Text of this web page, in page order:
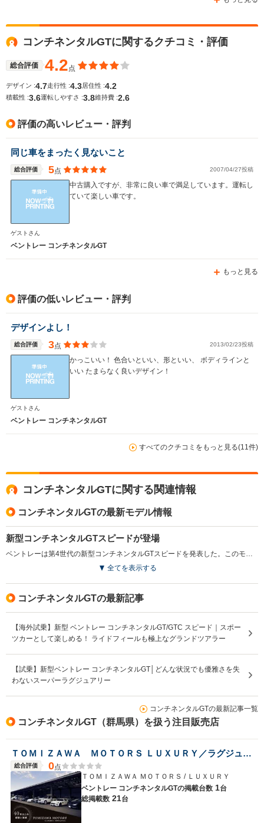
WLTCモード
燃費
コンチネンタルGTに関するクチコミ・評価
総合評価 4.2点
デザイン :4.7走行性 :4.3 居住性 :4.2
積載性 :3.6運転しやすさ :3.8維持費 :2.6
評価の高いレビュー・評判
同じ車をまったく見ないこと
総合評価 5点 2007/04/27投稿
中古購入ですが、非常に良い車で満足しています。運転し
ていて楽しい車です。
ゲストさん
ベントレー コンチネンタルGT
もっと見る
評価の低いレビュー・評判
デザインよし！
総合評価 3点 2013/02/23投稿
かっこいい！ 色合いといい、形といい、 ボディラインと
いい たまらなく良いデザイン！
ゲストさん
ベントレー コンチネンタルGT
すべてのクチコミをもっと見る(11件)
コンチネンタルGTに関する関連情報
コンチネンタルGTの最新モデル情報
新型コンチネンタルGTスピードが登場
全てを表示する
コンチネンタルGTの最新記事
【海外試乗】新型 ベントレー コンチネンタルGT/GTC スピード｜スポー
ツカーとして楽しめる！ ライドフィールも極上なグランドツアラー
【試乗】新型ベントレー コンチネンタルGT│どんな状況でも優雅さを失
わないスーパーラグジュアリー
コンチネンタルGTの最新記事一覧
コンチネンタルGT（群馬県）を扱う注目販売店
ＴＯＭＩＺＡＷＡ ＭＯＴＯＲＳ ＬＵＸＵＲＹ／ラグジュアリー
総合評価 0点
ＴＯＭＩＺＡＷＡ ＭＯＴＯＲＳ / ＬＵＸＵＲＹ
ベントレー コンチネンタルGTの掲載台数 1台
総掲載数 21台